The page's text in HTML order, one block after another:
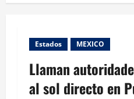
Estados MEXICO
Llaman
al sol directo en